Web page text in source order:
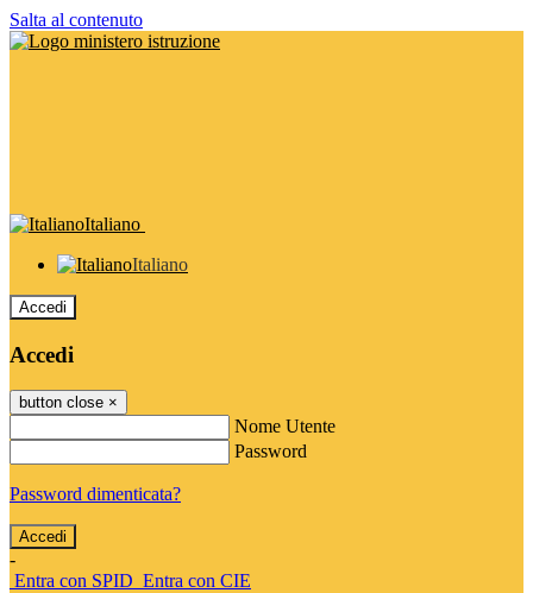
Salta al contenuto
Italiano
Italiano
Accedi
Accedi
button close ×
Nome Utente
Password
Password dimenticata?
-
Entra con SPID Entra con CIE